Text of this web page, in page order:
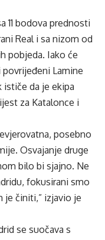
11 bodova prednosti
Real i sa nizom od
pobjeda. Iako će
Lamine
ističe da je ekipa
za Katalonce i
posebno
Osvajanje druge
bilo bi sjajno. Ne
fokusirani smo
je činiti,” izjavio je
se suočava s